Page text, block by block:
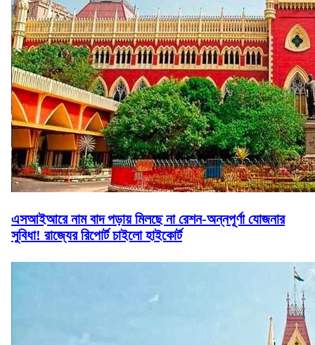
এসআইআরে নাম বাদ পড়ায় মিলছে না রেশন-অন্নপূর্ণা যোজনার
সুবিধা! রাজ্যের রিপোর্ট চাইলো হাইকোর্ট